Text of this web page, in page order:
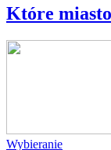
Które
Wybieranie